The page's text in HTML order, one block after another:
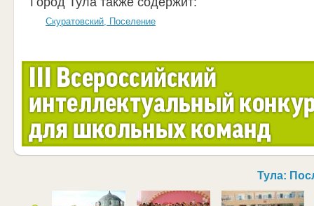
Скуратовский, Поселение
Тула: